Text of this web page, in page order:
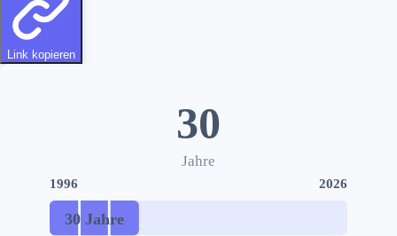
Link kopieren
1996 2026
30 Jahre
30
Jahre